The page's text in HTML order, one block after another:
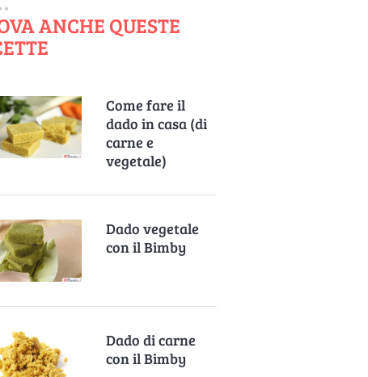
ANCHE QUESTE
Come fare il
dado in casa (di
carne e
vegetale)
Dado vegetale
con il Bimby
Dado di carne
con il Bimby